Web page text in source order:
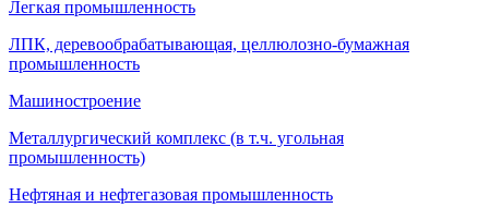
Легкая промышленность
ЛПК, деревообрабатывающая, целлюлозно-бумажная
промышленность
Машиностроение
Металлургический комплекс (в т.ч. угольная
промышленность)
Нефтяная и нефтегазовая промышленность